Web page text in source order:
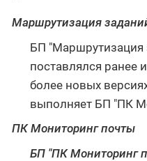
Маршрутизация
БП "Маршрутизация
поставлялся ранее
более новых
выполняет БП "ПК
ПК Мониторинг почты
БП "ПК Мониторинг